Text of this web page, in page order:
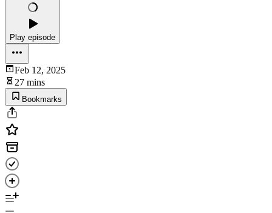
Play episode
Feb 12, 2025
27 mins
Bookmarks